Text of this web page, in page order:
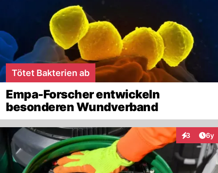
Tötet Bakterien ab
Empa-Forscher entwickeln
besonderen Wundverband
3 6y